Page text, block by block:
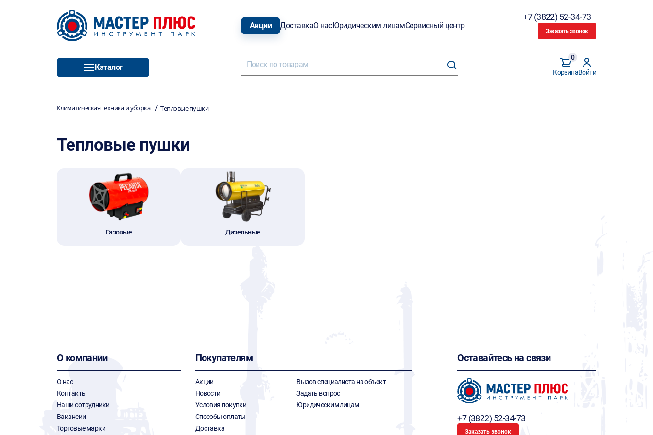
Акции ДоставкаО насЮридическим лицамСервисный центр
+7 (3822) 52-34-73
Заказать звонок
Каталог
Корзина
0
Войти
Климатическая техника и уборка /Тепловые пушки
Тепловые пушки
Газовые Дизельные
О компании
О нас
Контакты
Наши сотрудники
Вакансии
Торговые марки
Покупателям
Акции
Новости
Условия покупки
Способы оплаты
Доставка
Вызов специалиста на объект
Задать вопрос
Юридическим лицам
Оставайтесь на связи
+7 (3822) 52-34-73
Заказать звонок